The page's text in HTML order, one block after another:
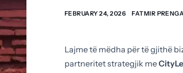
FEBRUARY 24, 2026 FATMIR
Lajme të mëdha për të gjithë
partneritet strategjik me